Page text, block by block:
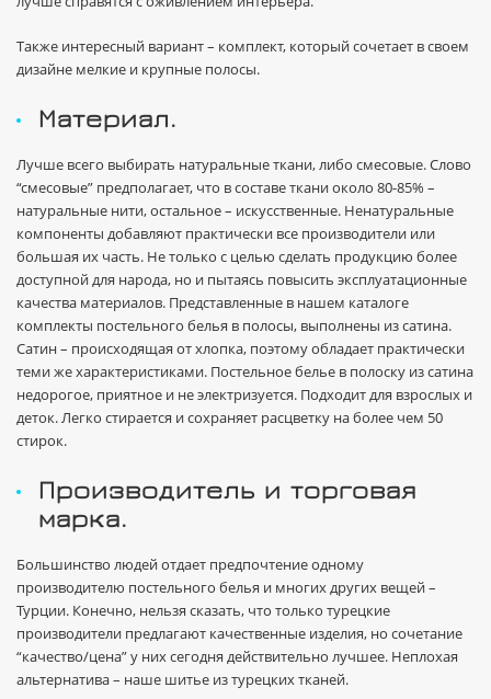
Также интересный вариант – комплект, который сочетает в своем
дизайне мелкие и крупные полосы.
Материал.
Лучше всего выбирать натуральные ткани, либо смесовые. Слово
“смесовые” предполагает, что в составе ткани около 80-85% –
натуральные нити, остальное – искусственные. Ненатуральные
компоненты добавляют практически все производители или
большая их часть. Не только с целью сделать продукцию более
доступной для народа, но и пытаясь повысить эксплуатационные
качества материалов. Представленные в нашем каталоге
комплекты постельного белья в полосы, выполнены из сатина.
Сатин – происходящая от хлопка, поэтому обладает практически
теми же характеристиками. Постельное белье в полоску из сатина
недорогое, приятное и не электризуется. Подходит для взрослых и
деток. Легко стирается и сохраняет расцветку на более чем 50
стирок.
Производитель и торговая
марка.
Большинство людей отдает предпочтение одному
производителю постельного белья и многих других вещей –
Турции. Конечно, нельзя сказать, что только турецкие
производители предлагают качественные изделия, но сочетание
“качество/цена” у них сегодня действительно лучшее. Неплохая
альтернатива – наше шитье из турецких тканей.